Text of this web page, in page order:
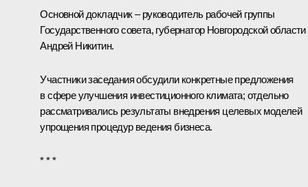
Основной докладчик – руководитель рабочей группы
Государственного совета, губернатор Новгородской области
Андрей Никитин.
Участники заседания обсудили конкретные предложения
в сфере улучшения инвестиционного климата; отдельно
рассматривались результаты внедрения целевых моделей
упрощения процедур ведения бизнеса.
* * *